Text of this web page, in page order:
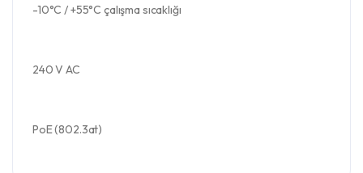
-10°C / +55°C çalışma sıcaklığı
240 V AC
PoE (802.3at)